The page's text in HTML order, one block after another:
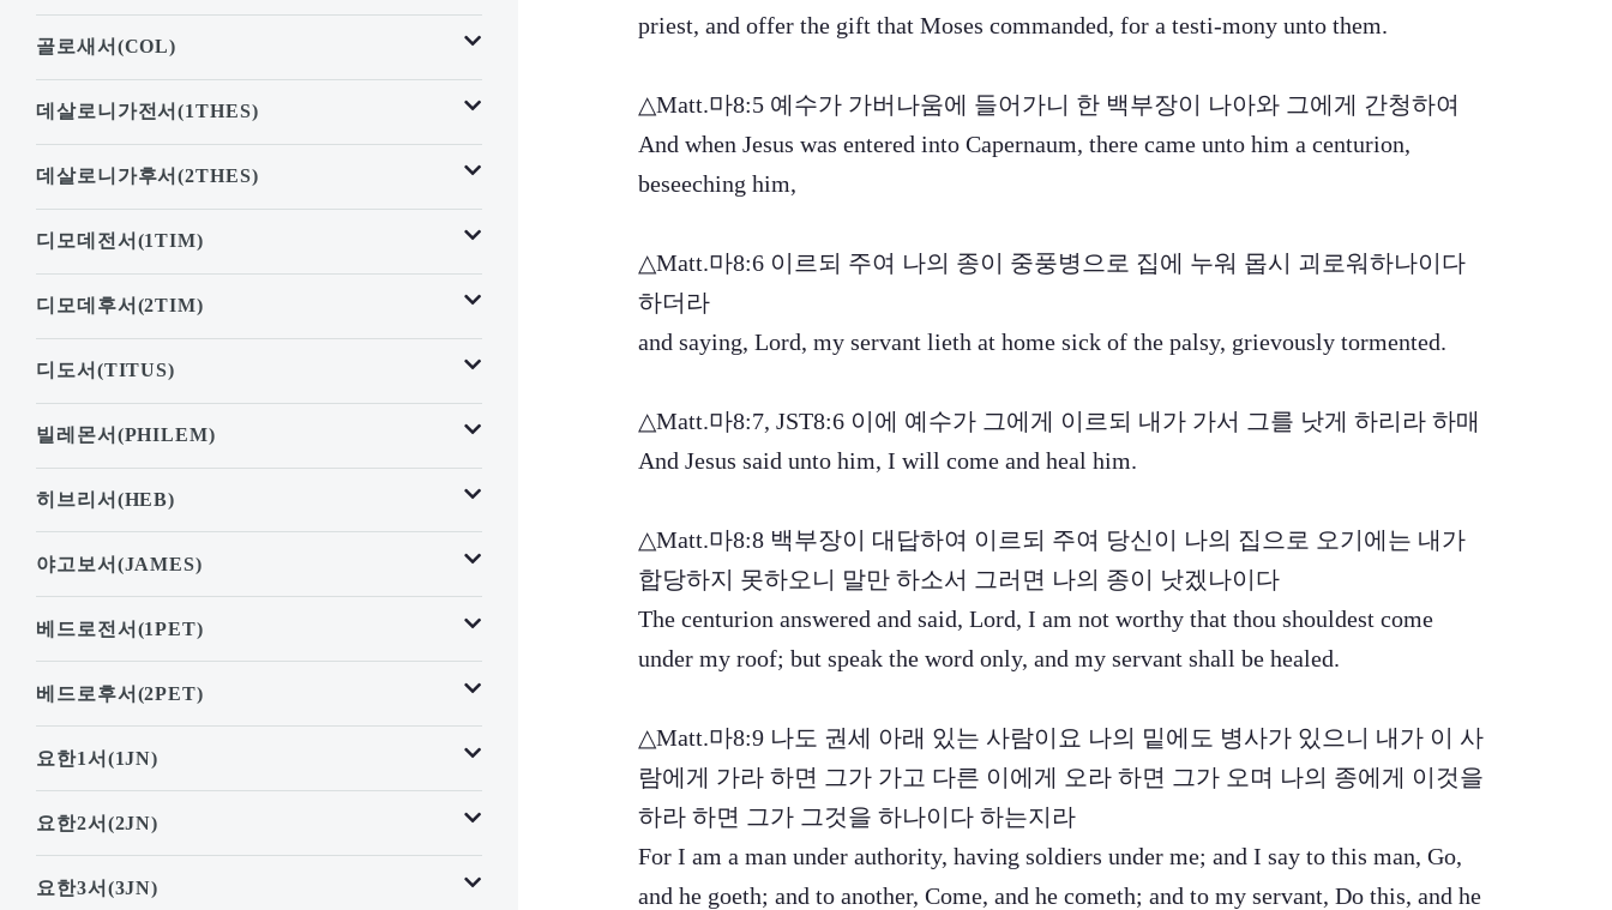
priest, and offer the gift that Moses commanded, for a testi-mony unto them.
△Matt.마8:5 예수가 가버나움에 들어가니 한 백부장이 나아와 그에게 간청하여
And when Jesus was entered into Capernaum, there came unto him a centurion,
beseeching him,
△Matt.마8:6 이르되 주여 나의 종이 중풍병으로 집에 누워 몹시 괴로워하나이다
하더라
and saying, Lord, my servant lieth at home sick of the palsy, grievously tormented.
△Matt.마8:7, JST8:6 이에 예수가 그에게 이르되 내가 가서 그를 낫게 하리라 하매
And Jesus said unto him, I will come and heal him.
△Matt.마8:8 백부장이 대답하여 이르되 주여 당신이 나의 집으로 오기에는 내가
합당하지 못하오니 말만 하소서 그러면 나의 종이 낫겠나이다
The centurion answered and said, Lord, I am not worthy that thou shouldest come
under my roof; but speak the word only, and my servant shall be healed.
△Matt.마8:9 나도 권세 아래 있는 사람이요 나의 밑에도 병사가 있으니 내가 이 사
람에게 가라 하면 그가 가고 다른 이에게 오라 하면 그가 오며 나의 종에게 이것을
하라 하면 그가 그것을 하나이다 하는지라
For I am a man under authority, having soldiers under me; and I say to this man, Go,
and he goeth; and to another, Come, and he cometh; and to my servant, Do this, and he
골로새서(COL)
데살로니가전서(1THES)
데살로니가후서(2THES)
디모데전서(1TIM)
디모데후서(2TIM)
디도서(TITUS)
빌레몬서(PHILEM)
히브리서(HEB)
야고보서(JAMES)
베드로전서(1PET)
베드로후서(2PET)
요한1서(1JN)
요한2서(2JN)
요한3서(3JN)